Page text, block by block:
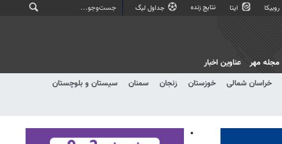
روبیکا ایتا نتایج زنده جداول لیگ
خراسان شمالی خوزستان زنجان سمنان
سیستان و بلوچستان
مجله مهر عناوین اخبار